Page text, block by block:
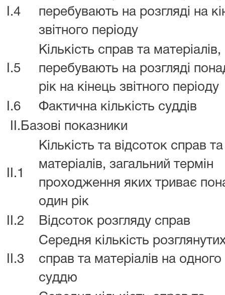
I.4
перебувають на розгляді на
звітного періоду
I.5
Кількість справ та
перебувають на розгляді
рік на кінець звітного періоду
I.6
Фактична кількість суддів
II.Базові показники
II.1
Кількість та відсоток справ та
матеріалів, загальний термін
проходження яких триває
один рік
II.2
Відсоток розгляду справ
II.3
Середня кількість
справ та матеріалів на одного
суддю